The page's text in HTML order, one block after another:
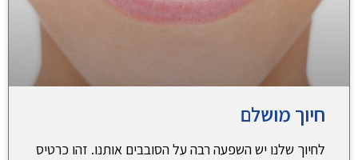
חיוך מושלם
לחיוך שלנו יש השפעה רבה על הסובבים אותנו. זהו כרטיס